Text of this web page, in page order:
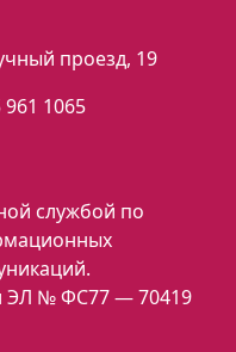
проезд, 19
961 1065
службой по
ЭЛ № ФС77 — 70419